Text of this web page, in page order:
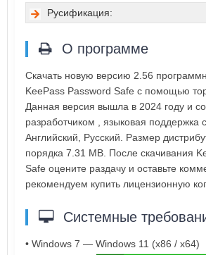
Русификация:
О программе
Скачать новую версию 2.56
KeePass Password Safe с помощью
Данная версия вышла в 2024 году и
разработчиком , языковая поддержка
Английский, Русский. Размер
порядка 7.31 MB. После скачивания
Safe оцените раздачу и оставьте
рекомендуем купить лицензионную
Системные
• Windows 7 — Windows 11 (x86 / x64)